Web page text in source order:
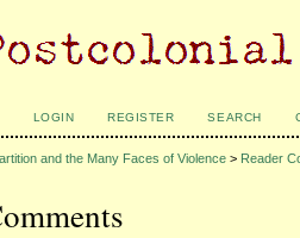
LOGIN REGISTER SEARCH
and the Many Faces of Violence > Reader